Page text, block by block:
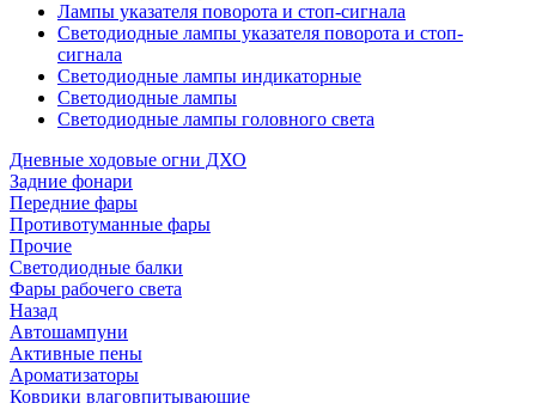
Лампы указателя поворота и стоп-сигнала
Светодиодные лампы указателя поворота и стоп-
сигнала
Светодиодные лампы индикаторные
Светодиодные лампы
Светодиодные лампы головного света
Дневные ходовые огни ДХО
Задние фонари
Передние фары
Противотуманные фары
Прочие
Светодиодные балки
Фары рабочего света
Назад
Автошампуни
Активные пены
Ароматизаторы
Коврики влаговпитывающие